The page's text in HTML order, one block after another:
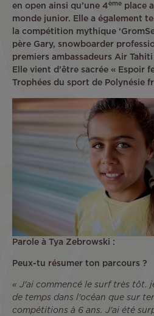
en open ainsi qu’une 4ème place
monde junior. Elle a également
la compétition mythique
père Gary, snowboarder
premiers ambassadeurs Air
Elle vient d’être sacrée « Espoir
Trophées du sport de Polynésie
Parole à Tya Zebrowski :
Peux-tu résumer ton parcours ?
« J'ai commencé le surf très tôt.
de temps dans l'océan que sur
compétitions à 6 ans. J'ai été